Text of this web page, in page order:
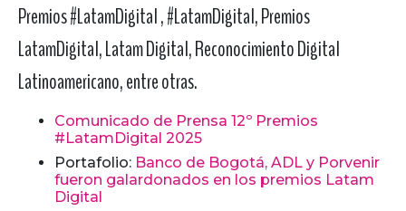
Premios #LatamDigital , #LatamDigital, Premios
LatamDigital, Latam Digital, Reconocimiento Digital
Latinoamericano, entre otras.
Comunicado de Prensa 12º Premios
#LatamDigital 2025
Portafolio: Banco de Bogotá, ADL y Porvenir
fueron galardonados en los premios Latam
Digital